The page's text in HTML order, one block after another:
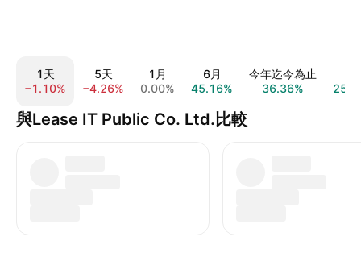
1天
−1.10%
5天
−4.26%
1月
0.00%
6月
45.16%
今年迄今為止
36.36%
與Lease IT Public Co. Ltd.比較